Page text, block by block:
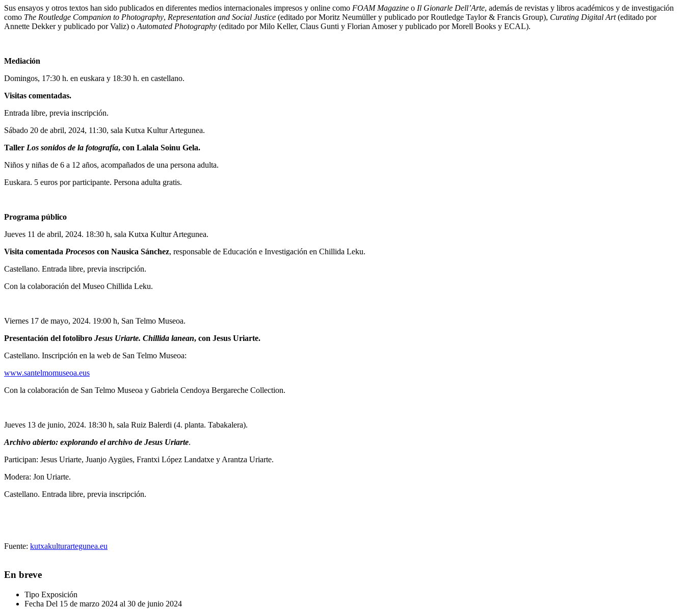
Sus ensayos y otros textos han sido publicados en diferentes medios internacionales impresos y online como FOAM Magazine o Il Gionarle Dell’Arte, además de revistas y libros académicos y de investigación
como The Routledge Companion to Photography, Representation and Social Justice (editado por Moritz Neumüller y publicado por Routledge Taylor & Francis Group), Curating Digital Art(editado por
Annette Dekker y publicado por Valiz) o Automated Photography (editado por Milo Keller, Claus Gunti y Florian Amoser y publicado por Morell Books y ECAL).
Mediación
Domingos, 17:30 h. en euskara y 18:30 h. en castellano.
Visitas comentadas.
Entrada libre, previa inscripción.
Sábado 20 de abril, 2024, 11:30, sala Kutxa Kultur Artegunea.
Taller Los sonidos de la fotografía, con Lalala Soinu Gela.
Niños y niñas de 6 a 12 años, acompañados de una persona adulta.
Euskara. 5 euros por participante. Persona adulta gratis.
Programa público
Jueves 11 de abril, 2024. 18:30 h, sala Kutxa Kultur Artegunea.
Visita comentada Procesos con Nausica Sánchez, responsable de Educación e Investigación en Chillida Leku.
Castellano. Entrada libre, previa inscripción.
Con la colaboración del Museo Chillida Leku.
Viernes 17 de mayo, 2024. 19:00 h, San Telmo Museoa.
Presentación del fotolibro Jesus Uriarte. Chillida lanean, con Jesus Uriarte.
Castellano. Inscripción en la web de San Telmo Museoa:
www.santelmomuseoa.eus
Con la colaboración de San Telmo Museoa y Gabriela Cendoya Bergareche Collection.
Jueves 13 de junio, 2024. 18:30 h, sala Ruiz Balerdi (4. planta. Tabakalera).
Archivo abierto: explorando el archivo de Jesus Uriarte.
Participan: Jesus Uriarte, Juanjo Aygües, Frantxi López Landatxe y Arantza Uriarte.
Modera: Jon Uriarte.
Castellano. Entrada libre, previa inscripción.
Fuente: kutxakulturartegunea.eu
En breve
Tipo Exposición
Fecha Del 15 de marzo 2024 al 30 de junio 2024